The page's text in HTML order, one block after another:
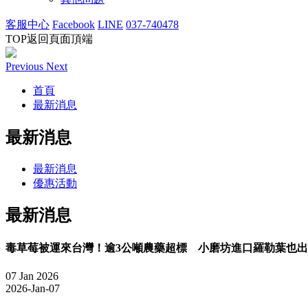
客服中心 Facebook LINE 037-740478
TOP返回頁面頂端
Previous Next
首頁
最新消息
最新消息
最新消息
優惠活動
最新消息
毒草莓被運來台灣！逾3公噸農藥超標 小磨坊進口羅勒葉也
07 Jan 2026
2026-Jan-07